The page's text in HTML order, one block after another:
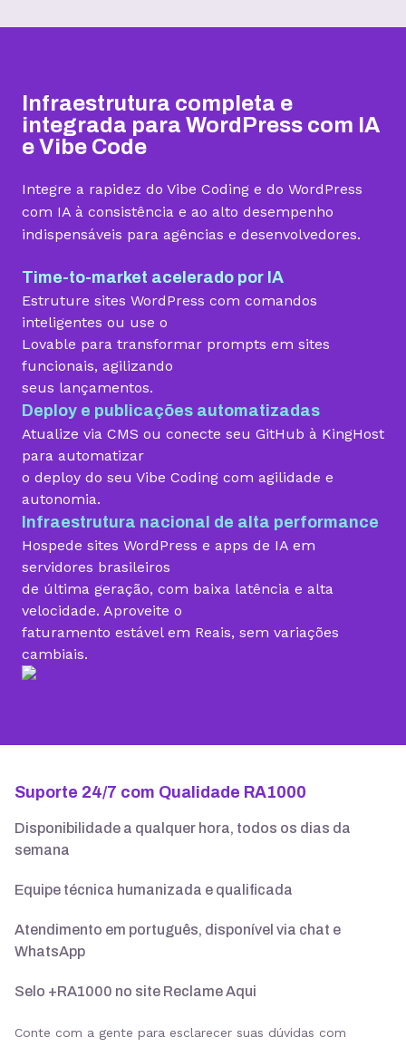
Contratar Contratar
Armazenamento
Quantidade de sites
1 site 3 sites 5 sites
Hospedagem gerenciada para WordPress
Domínio grátis
Migração grátis
Vibe Coding
Criador de Sites grátis
Armazenamento
Suporte 24/7 com especialistas
30 dias para pedir reembolso
SSL ilimitado grátis
Infraestrutura completa e
integrada para WordPress com IA
e Vibe Code
Integre a rapidez do Vibe Coding e do WordPress
com IA à consistência e ao alto desempenho
indispensáveis para agências e desenvolvedores.
Time-to-market acelerado por IA
Estruture sites WordPress com comandos
inteligentes ou use o
Lovable para transformar prompts em sites
funcionais, agilizando
seus lançamentos.
Deploy e publicações automatizadas
Atualize via CMS ou conecte seu GitHub à KingHost
para automatizar
o deploy do seu Vibe Coding com agilidade e
autonomia.
Infraestrutura nacional de alta performance
Hospede sites WordPress e apps de IA em
servidores brasileiros
de última geração, com baixa latência e alta
velocidade. Aproveite o
faturamento estável em Reais, sem variações
cambiais.
Suporte 24/7 com Qualidade RA1000
Disponibilidade a qualquer hora, todos os dias da
semana
Equipe técnica humanizada e qualificada
Atendimento em português, disponível via chat e
WhatsApp
Selo +RA1000 no site Reclame Aqui
Conte com a gente para esclarecer suas dúvidas com